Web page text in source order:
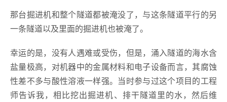
那台掘进机和整个隧道都被淹没了，与这条隧道平行的另
一条隧道以及里面的掘进机也被淹了。
幸运的是，没有人遇难或受伤，但是，涌入隧道的海水含
盐量极高，对机器中的金属材料和电子设备而言，其腐蚀
性差不多与酸性溶液一样强。当时参与过这个项目的工程
师告诉我，相比挖出掘进机、排干隧道里的水，然后维